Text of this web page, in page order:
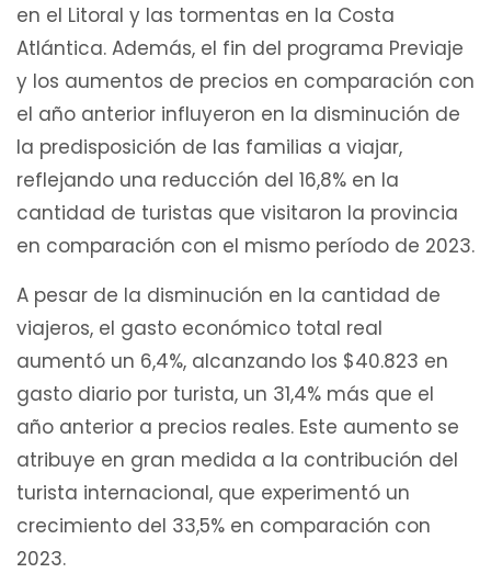
en el Litoral y las tormentas en la Costa
Atlántica. Además, el fin del programa Previaje
y los aumentos de precios en comparación con
el año anterior influyeron en la disminución de
la predisposición de las familias a viajar,
reflejando una reducción del 16,8% en la
cantidad de turistas que visitaron la provincia
en comparación con el mismo período de 2023.
A pesar de la disminución en la cantidad de
viajeros, el gasto económico total real
aumentó un 6,4%, alcanzando los $40.823 en
gasto diario por turista, un 31,4% más que el
año anterior a precios reales. Este aumento se
atribuye en gran medida a la contribución del
turista internacional, que experimentó un
crecimiento del 33,5% en comparación con
2023.